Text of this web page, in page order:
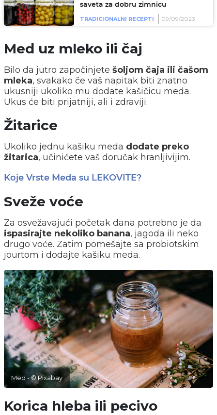
saveta za dobru zimnicu
TRADICIONALNI RECEPTI 09/09/2023
Med uz mleko ili čaj
Bilo da jutro započinjete šoljom čaja ili čašom
mleka, svakako če vaš napitak biti znatno
ukusniji ukoliko mu dodate kašičicu meda.
Ukus će biti prijatniji, ali i zdraviji.
Žitarice
Ukoliko jednu kašiku meda dodate preko
žitarica, učinićete vaš doručak hranljivijim.
Koje Vrste Meda su LEKOVITE?
Sveže voće
Za osvežavajući početak dana potrebno je da
ispasirajte nekoliko banana, jagoda ili neko
drugo voće. Zatim pomešajte sa probiotskim
jourtom i dodajte kašiku meda.
Med - © Pixabay
Korica hleba ili pecivo